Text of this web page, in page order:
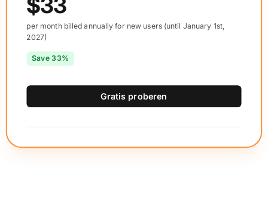
per month billed annually for new users (until January 1st,
2027)
Save 33%
Gratis proberen